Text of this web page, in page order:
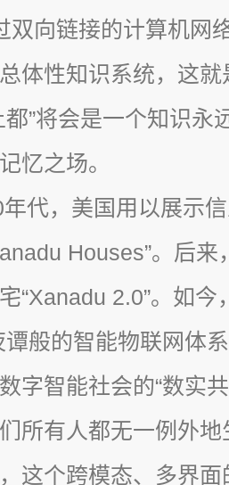
双向链接的计算机网
体性知识系统，这
都”将会是一个知识永
忆之场。
代，美国用以展示
Houses”。后
“Xanadu 2.0”。如今
谭般的智能物联网体
智能社会的“数实共
所有人都无一例外
这个跨模态、多界